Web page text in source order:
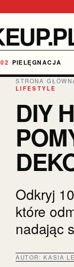
PIELĘGNACJA
STRONA
LIFESTYLE
DIY
Odkryj
które
nadając
AUTOR: KASIA